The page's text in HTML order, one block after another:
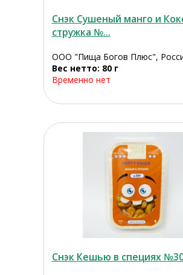
Снэк Сушеный манго и
стружка №...
ООО "Пища Богов Плюс",
Вес нетто: 80 г
Временно нет
Снэк Кешью в специях